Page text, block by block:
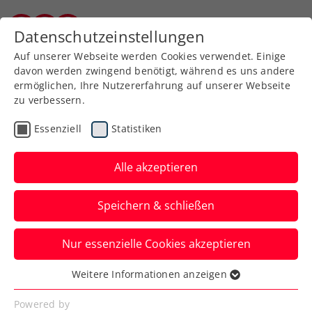
Zurück zur Newsübersicht
Turniere
LAYJET-OPEN:
Erstrundenkracher Paire
gegen Fognini in Bad
Waltersdorf
Im Hauptfeld des ATP-Challengers stehen
vorläufig sechs Österreicher. Drei davon
starten gegen Qualifikanten.
Datenschutzeinstellungen
Auf unserer Webseite werden Cookies verwendet. Einige
davon werden zwingend benötigt, während es uns andere
ermöglichen, Ihre Nutzererfahrung auf unserer Webseite
zu verbessern.
Essenziell Statistiken
Alle akzeptieren
Speichern & schließen
Nur essenzielle Cookies akzeptieren
Essenziell
Essenzielle Cookies werden für grundlegende
Weitere Informationen anzeigen
Powered by